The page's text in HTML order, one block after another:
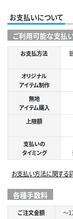
お支払いについて
ご利用可能な支払
お支払方法
オリジナル
アイテム制作
無地
アイテム購入
上限額
支払いの
タイミング
お支払い方法に関する
各種手数料
ご注文金額 ～1